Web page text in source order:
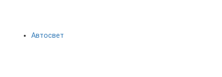
Автосвет